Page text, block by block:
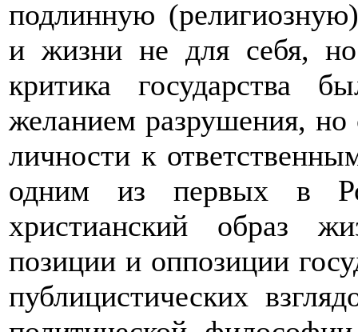
подлинную
и жизни не для себя, но
критика государства
желанием разрушения, но
личности к
одним из первых в
христианский образ
позиции и оппозиции
публицистических